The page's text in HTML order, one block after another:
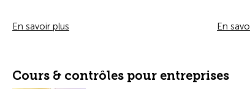
En savoir plus En
Cours & contrôles pour entreprises